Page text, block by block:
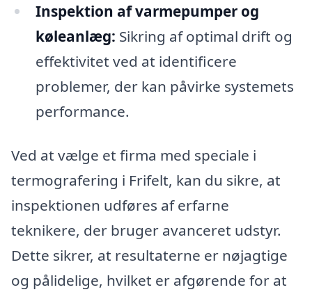
Inspektion af varmepumper og
køleanlæg: Sikring af optimal drift og
effektivitet ved at identificere
problemer, der kan påvirke systemets
performance.
Ved at vælge et firma med speciale i
termografering i Frifelt, kan du sikre, at
inspektionen udføres af erfarne
teknikere, der bruger avanceret udstyr.
Dette sikrer, at resultaterne er nøjagtige
og pålidelige, hvilket er afgørende for at